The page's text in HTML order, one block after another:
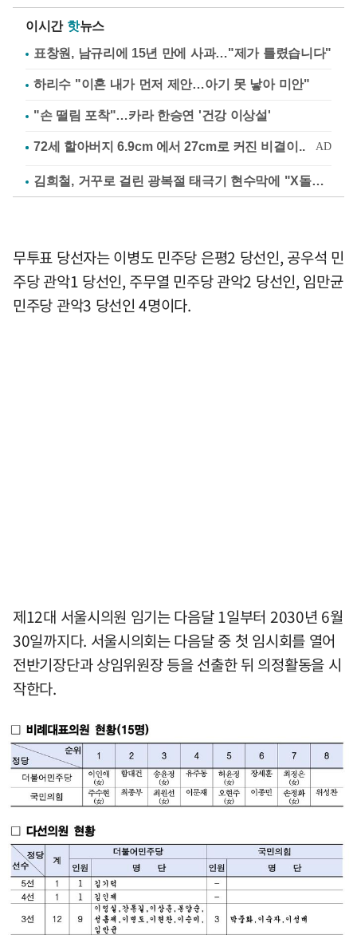
이시간 핫뉴스
표창원, 남규리에 15년 만에 사과…"제가 틀렸습니다"
하리수 "이혼 내가 먼저 제안…아기 못 낳아 미안"
"손 떨림 포착"…카라 한승연 '건강 이상설'
김희철, 거꾸로 걸린 광복절 태극기 현수막에 "X돌았네"
무투표 당선자는 이병도 민주당 은평2 당선인, 공우석 민
주당 관악1 당선인, 주무열 민주당 관악2 당선인, 임만균
민주당 관악3 당선인 4명이다.
제12대 서울시의원 임기는 다음달 1일부터 2030년 6월
30일까지다. 서울시의회는 다음달 중 첫 임시회를 열어
전반기장단과 상임위원장 등을 선출한 뒤 의정활동을 시
작한다.